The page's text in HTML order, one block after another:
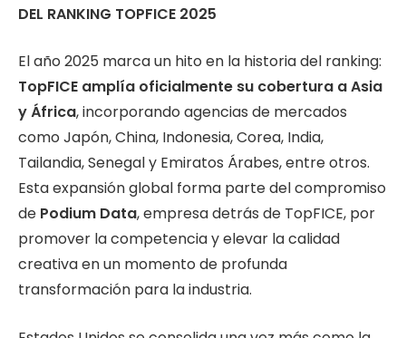
DEL RANKING TOPFICE 2025
El año 2025 marca un hito en la historia del ranking:
TopFICE amplía oficialmente su cobertura a Asia
y África, incorporando agencias de mercados
como Japón, China, Indonesia, Corea, India,
Tailandia, Senegal y Emiratos Árabes, entre otros.
Esta expansión global forma parte del compromiso
de Podium Data, empresa detrás de TopFICE, por
promover la competencia y elevar la calidad
creativa en un momento de profunda
transformación para la industria.